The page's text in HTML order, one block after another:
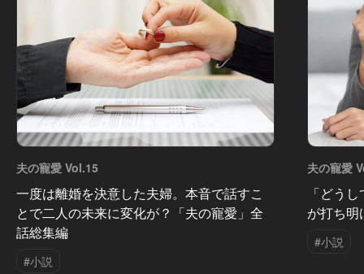
夫の寵愛 Vol.15
一度は離婚を決意した夫婦。本音で話すこ
とで二人の未来に変化が？「夫の寵愛」全
話総集編
#小説
夫の寵愛
「どう
が打ち
#小説